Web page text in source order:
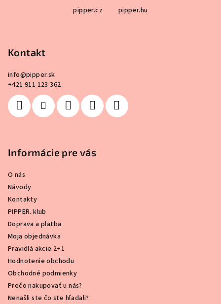
pipper.cz pipper.hu
Kontakt
info@pipper.sk
+421 911 123 362
Informácie pre vás
O nás
Návody
Kontakty
PIPPER. klub
Doprava a platba
Moja objednávka
Pravidlá akcie 2+1
Hodnotenie obchodu
Obchodné podmienky
Prečo nakupovať u nás?
Nenašli ste čo ste hľadali?